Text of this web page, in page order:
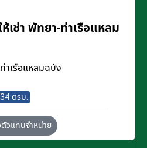
ห้เช่า พัทยา-ท่าเรือแหลม
าเรือแหลมฉบัง
ตรม.
วแทนจำหน่าย